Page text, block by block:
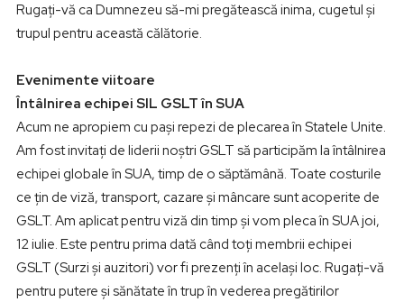
Rugați-vă ca Dumnezeu să-mi pregătească inima, cugetul și
trupul pentru această călătorie.
Evenimente viitoare
Întâlnirea echipei SIL GSLT în SUA
Acum ne apropiem cu pași repezi de plecarea în Statele Unite.
Am fost invitați de liderii noștri GSLT să participăm la întâlnirea
echipei globale în SUA, timp de o săptămână. Toate costurile
ce țin de viză, transport, cazare și mâncare sunt acoperite de
GSLT. Am aplicat pentru viză din timp și vom pleca în SUA joi,
12 iulie. Este pentru prima dată când toți membrii echipei
GSLT (Surzi și auzitori) vor fi prezenți în același loc. Rugați-vă
pentru putere și sănătate în trup în vederea pregătirilor